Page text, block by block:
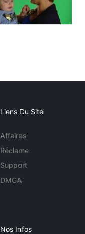
Liens Du Site
Affaires
Réclame
Support
DMCA
Nos Infos